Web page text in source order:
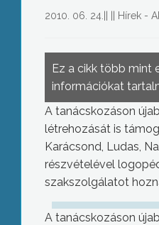
2010. 06. 24. Hírek -
Ez a cikk több mint
információkat
A tanácskozáson
létrehozását is
Karácsond, Ludas,
részvételével
szakszolgálatot
A tanácskozáson